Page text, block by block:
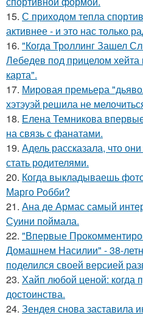
15. С приходом тепла
активнее - и это нас только
16. "Когда Троллинг Зашел
Лебедев под прицелом
карта".
17. Мировая премьера
хэтэуэй решила не
18. Елена Темникова
на связь с фанатами.
19. Адель рассказала, что
стать родителями.
20. Когда выкладываешь
Марго Робби?
21. Ана де Армас самый
Суини поймала.
22. "Впервые
Домашнем Насилии" - 38-
поделился своей версией
23. Хайп любой ценой: когда
достоинства.
24. Зендея снова заставила